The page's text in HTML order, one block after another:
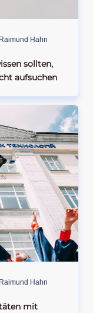
Raimund Hahn
sollten,
aufsuchen
Raimund Hahn
mit